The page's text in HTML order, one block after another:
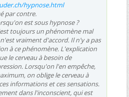
hypnose.html
par contre.
est sous hypnose ?
toujours un phénomène mal
vraiment d'accord. Il n'y a pas
à ce phénomène. L'explication
le cerveau à besoin de
Lorsqu'on l'en empêche,
on oblige le cerveau à
informations et ces sensations.
dans l'inconscient, qui est